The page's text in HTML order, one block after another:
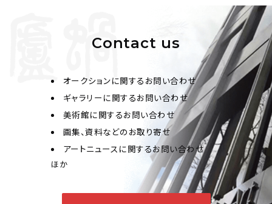
Contact us
オークションに関するお問い合わせ
ギャラリーに関するお問い合わせ
美術館に関するお問い合わせ
画集、資料などのお取り寄せ
アートニュースに関するお問い合わせ
ほか